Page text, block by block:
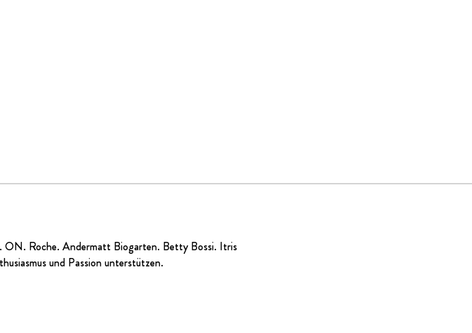
. ON. Roche. Andermatt Biogarten. Betty Bossi. Itris
und Passion unterstützen.